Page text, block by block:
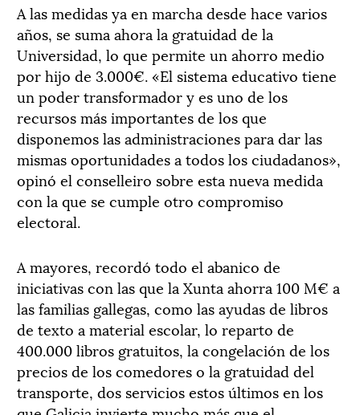
A las medidas ya en marcha desde hace varios
años, se suma ahora la gratuidad de la
Universidad, lo que permite un ahorro medio
por hijo de 3.000€. «El sistema educativo tiene
un poder transformador y es uno de los
recursos más importantes de los que
disponemos las administraciones para dar las
mismas oportunidades a todos los ciudadanos»,
opinó el conselleiro sobre esta nueva medida
con la que se cumple otro compromiso
electoral.
A mayores, recordó todo el abanico de
iniciativas con las que la Xunta ahorra 100 M€ a
las familias gallegas, como las ayudas de libros
de texto a material escolar, lo reparto de
400.000 libros gratuitos, la congelación de los
precios de los comedores o la gratuidad del
transporte, dos servicios estos últimos en los